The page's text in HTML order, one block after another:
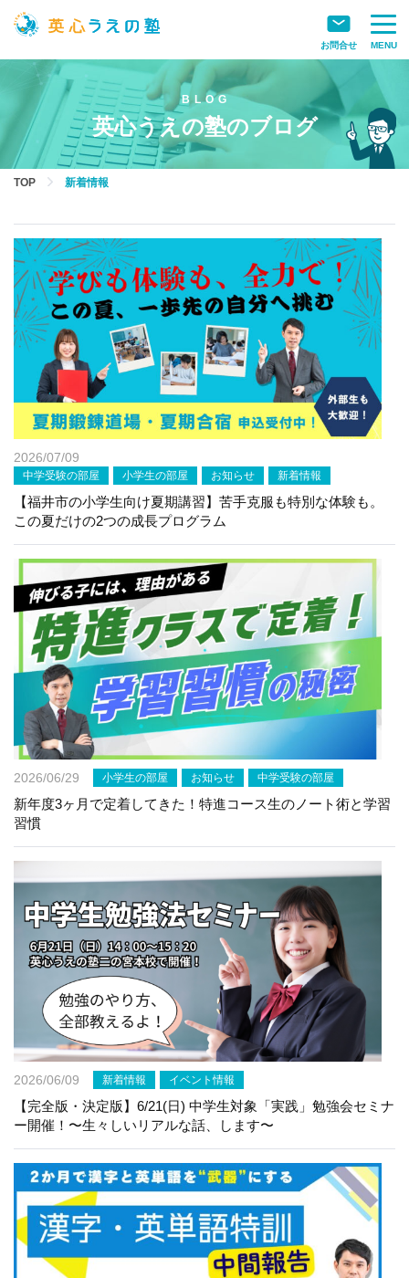
MENU
お問合せ
英心うえの塾のブログ
TOP 新着情報
2026/07/09
中学受験の部屋 小学生の部屋 お知らせ 新着情報
【福井市の小学生向け夏期講習】苦手克服も特別な体験も。
この夏だけの2つの成長プログラム
2026/06/29 小学生の部屋 お知らせ 中学受験の部屋
新年度3ヶ月で定着してきた！特進コース生のノート術と学習
習慣
2026/06/09 新着情報 イベント情報
【完全版・決定版】6/21(日) 中学生対象「実践」勉強会セミナ
ー開催！〜生々しいリアルな話、します〜